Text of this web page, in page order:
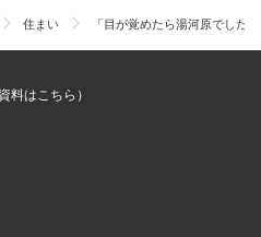
住まい 「目が覚めたら湯河原でした
料はこちら）